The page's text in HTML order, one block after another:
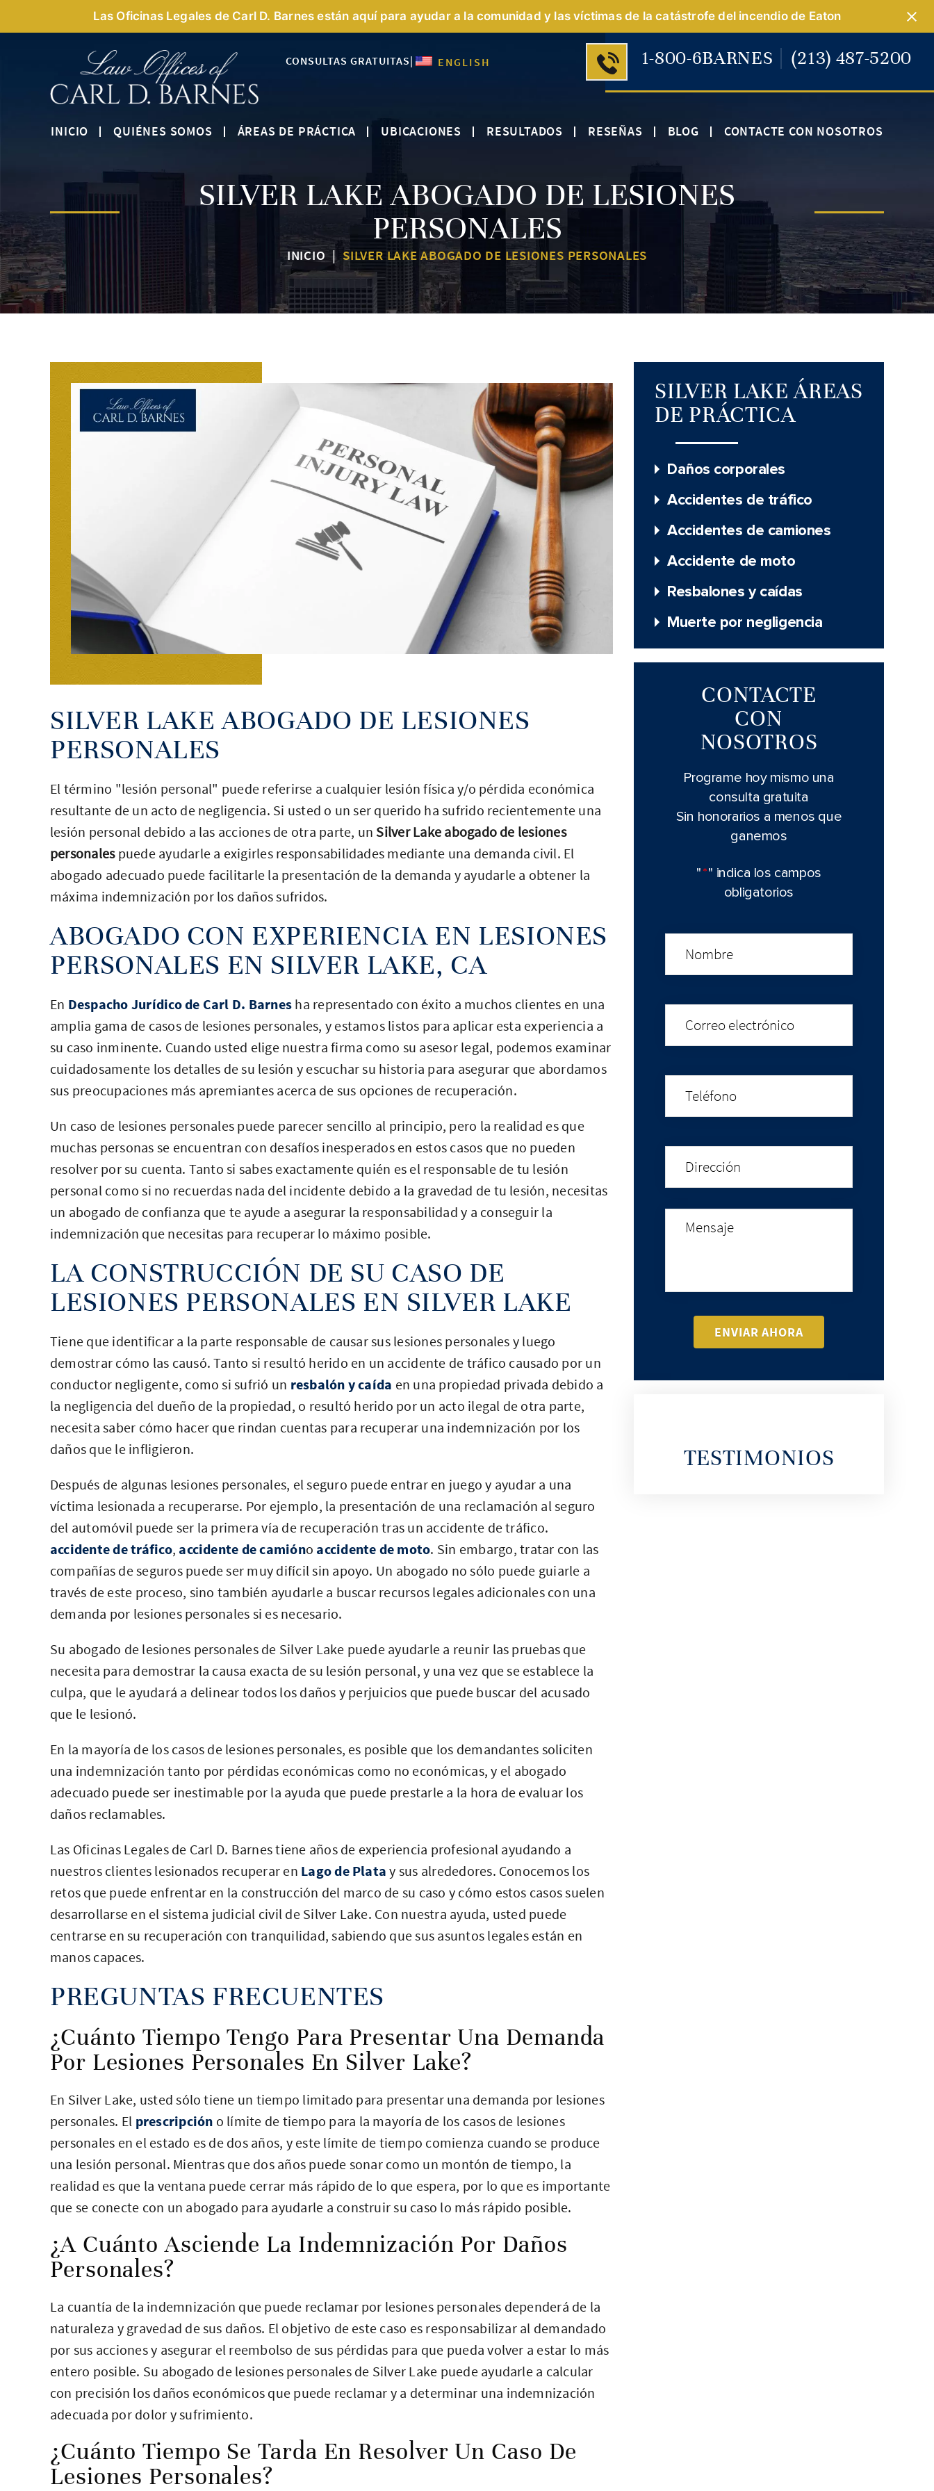
Las Oficinas Legales de Carl D. Barnes están aquí para ayudar a la comunidad y las víctimas de la catástrofe del incendio de Eaton
CONSULTAS GRATUITAS| ENGLISH 1-800-6BARNES (213) 487-5200
INICIO QUIÉNES SOMOS ÁREAS DE PRÁCTICA UBICACIONES RESULTADOS RESEÑAS BLOG CONTACTE CON NOSOTROS
SILVER LAKE ABOGADO DE LESIONES
PERSONALES
INICIO|SILVER LAKE ABOGADO DE LESIONES PERSONALES
SILVER LAKE ABOGADO DE LESIONES
PERSONALES
El término "lesión personal" puede referirse a cualquier lesión física y/o pérdida económica
resultante de un acto de negligencia. Si usted o un ser querido ha sufrido recientemente una
lesión personal debido a las acciones de otra parte, un Silver Lake abogado de lesiones
personalespuede ayudarle a exigirles responsabilidades mediante una demanda civil. El
abogado adecuado puede facilitarle la presentación de la demanda y ayudarle a obtener la
máxima indemnización por los daños sufridos.
ABOGADO CON EXPERIENCIA EN LESIONES
PERSONALES EN SILVER LAKE, CA
En Despacho Jurídico de Carl D. Barnes ha representado con éxito a muchos clientes en una
amplia gama de casos de lesiones personales, y estamos listos para aplicar esta experiencia a
su caso inminente. Cuando usted elige nuestra firma como su asesor legal, podemos examinar
cuidadosamente los detalles de su lesión y escuchar su historia para asegurar que abordamos
sus preocupaciones más apremiantes acerca de sus opciones de recuperación.
Un caso de lesiones personales puede parecer sencillo al principio, pero la realidad es que
muchas personas se encuentran con desafíos inesperados en estos casos que no pueden
resolver por su cuenta. Tanto si sabes exactamente quién es el responsable de tu lesión
personal como si no recuerdas nada del incidente debido a la gravedad de tu lesión, necesitas
un abogado de confianza que te ayude a asegurar la responsabilidad y a conseguir la
indemnización que necesitas para recuperar lo máximo posible.
LA CONSTRUCCIÓN DE SU CASO DE
LESIONES PERSONALES EN SILVER LAKE
Tiene que identificar a la parte responsable de causar sus lesiones personales y luego
demostrar cómo las causó. Tanto si resultó herido en un accidente de tráfico causado por un
conductor negligente, como si sufrió un resbalón y caída en una propiedad privada debido a
la negligencia del dueño de la propiedad, o resultó herido por un acto ilegal de otra parte,
necesita saber cómo hacer que rindan cuentas para recuperar una indemnización por los
daños que le infligieron.
Después de algunas lesiones personales, el seguro puede entrar en juego y ayudar a una
víctima lesionada a recuperarse. Por ejemplo, la presentación de una reclamación al seguro
del automóvil puede ser la primera vía de recuperación tras un accidente de tráfico.
accidente de tráfico, accidente de camióno accidente de moto. Sin embargo, tratar con las
compañías de seguros puede ser muy difícil sin apoyo. Un abogado no sólo puede guiarle a
través de este proceso, sino también ayudarle a buscar recursos legales adicionales con una
demanda por lesiones personales si es necesario.
Su abogado de lesiones personales de Silver Lake puede ayudarle a reunir las pruebas que
necesita para demostrar la causa exacta de su lesión personal, y una vez que se establece la
culpa, que le ayudará a delinear todos los daños y perjuicios que puede buscar del acusado
que le lesionó.
En la mayoría de los casos de lesiones personales, es posible que los demandantes soliciten
una indemnización tanto por pérdidas económicas como no económicas, y el abogado
adecuado puede ser inestimable por la ayuda que puede prestarle a la hora de evaluar los
daños reclamables.
Las Oficinas Legales de Carl D. Barnes tiene años de experiencia profesional ayudando a
nuestros clientes lesionados recuperar en Lago de Plata y sus alrededores. Conocemos los
retos que puede enfrentar en la construcción del marco de su caso y cómo estos casos suelen
desarrollarse en el sistema judicial civil de Silver Lake. Con nuestra ayuda, usted puede
centrarse en su recuperación con tranquilidad, sabiendo que sus asuntos legales están en
manos capaces.
PREGUNTAS FRECUENTES
¿Cuánto Tiempo Tengo Para Presentar Una Demanda
Por Lesiones Personales En Silver Lake?
En Silver Lake, usted sólo tiene un tiempo limitado para presentar una demanda por lesiones
personales. El prescripción o límite de tiempo para la mayoría de los casos de lesiones
personales en el estado es de dos años, y este límite de tiempo comienza cuando se produce
una lesión personal. Mientras que dos años puede sonar como un montón de tiempo, la
realidad es que la ventana puede cerrar más rápido de lo que espera, por lo que es importante
que se conecte con un abogado para ayudarle a construir su caso lo más rápido posible.
¿A Cuánto Asciende La Indemnización Por Daños
Personales?
La cuantía de la indemnización que puede reclamar por lesiones personales dependerá de la
naturaleza y gravedad de sus daños. El objetivo de este caso es responsabilizar al demandado
por sus acciones y asegurar el reembolso de sus pérdidas para que pueda volver a estar lo más
entero posible. Su abogado de lesiones personales de Silver Lake puede ayudarle a calcular
con precisión los daños económicos que puede reclamar y a determinar una indemnización
adecuada por dolor y sufrimiento.
¿Cuánto Tiempo Se Tarda En Resolver Un Caso De
Lesiones Personales?
SILVER LAKE ÁREAS
DE PRÁCTICA
Daños corporales
Accidentes de tráfico
Accidentes de camiones
Accidente de moto
Resbalones y caídas
Muerte por negligencia
CONTACTE
CON
NOSOTROS
Programe hoy mismo una
consulta gratuita
Sin honorarios a menos que
ganemos
" *" indica los campos
obligatorios
TESTIMONIOS